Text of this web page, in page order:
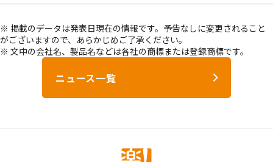
※ 掲載のデータは発表日現在の情報です。予告なしに変更されること
がございますので、あらかじめご了承ください。
※ 文中の会社名、製品名などは各社の商標または登録商標です。
ニュース一覧